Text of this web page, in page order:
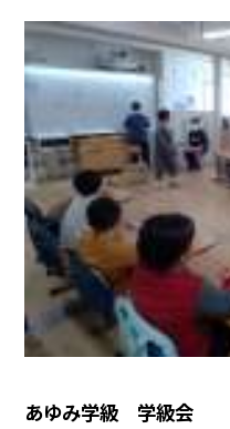
あゆみ学級 学級会